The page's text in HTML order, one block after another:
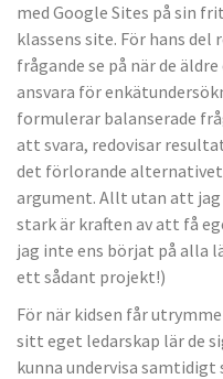
med Google Sites på sin
klassens site. För hans
frågande se på när de
ansvara för
formulerar balanserade
att svara, redovisar
det förlorande
argument. Allt utan att jag
stark är kraften av att få
jag inte ens börjat på alla
ett sådant projekt!)
För när kidsen får
sitt eget ledarskap lär de
kunna undervisa samtidigt